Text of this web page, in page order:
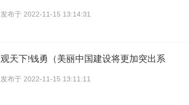
发布于 2022-11-15 13:14:31
观天下!钱勇（美丽中国建设将更加突出系
发布于 2022-11-15 13:11:11